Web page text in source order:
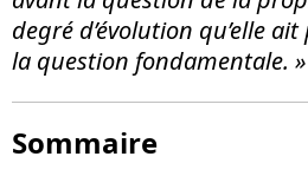
degré d’évolution qu’elle
la question fondamentale. »
Sommaire